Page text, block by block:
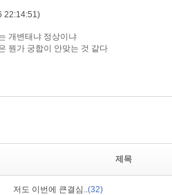
제목
저도 이번에 큰결심..(32)